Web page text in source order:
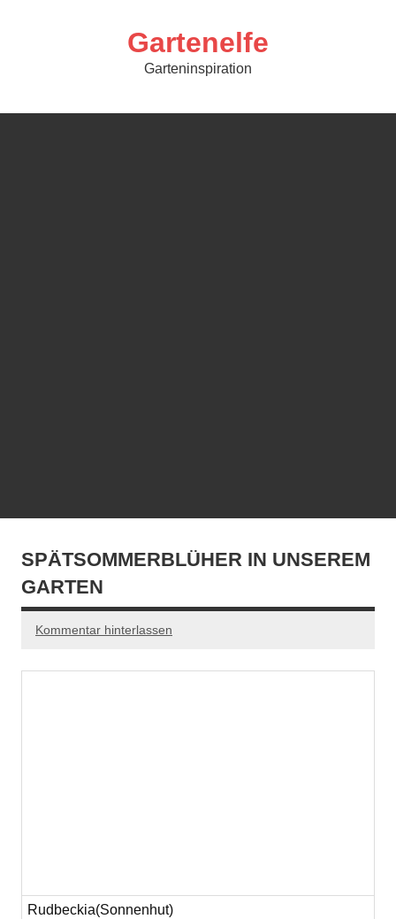
Gartenelfe
Garteninspiration
SPÄTSOMMERBLÜHER IN UNSEREM
GARTEN
Kommentar hinterlassen
Rudbeckia(Sonnenhut)